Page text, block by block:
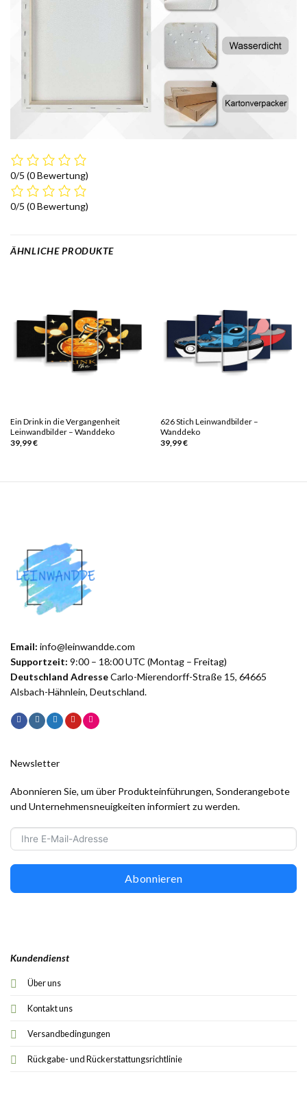
0/5 (0 Bewertung)
0/5 (0 Bewertung)
ÄHNLICHE PRODUKTE
Ein Drink in die Vergangenheit
Leinwandbilder – Wanddeko
39,99€
626 Stich Leinwandbilder –
Wanddeko
39,99€
Email: info@leinwandde.com
Supportzeit: 9:00 – 18:00 UTC (Montag – Freitag)
Deutschland AdresseCarlo-Mierendorff-Straße 15, 64665
Alsbach-Hähnlein, Deutschland.
Kundendienst
Über uns
Kontakt uns
Versandbedingungen
Rückgabe- und Rückerstattungsrichtlinie
Newsletter
Abonnieren Sie, um über Produkteinführungen, Sonderangebote
und Unternehmensneuigkeiten informiert zu werden.
Abonnieren